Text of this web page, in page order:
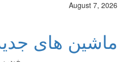
August 7, 2026
ماشین های جدید